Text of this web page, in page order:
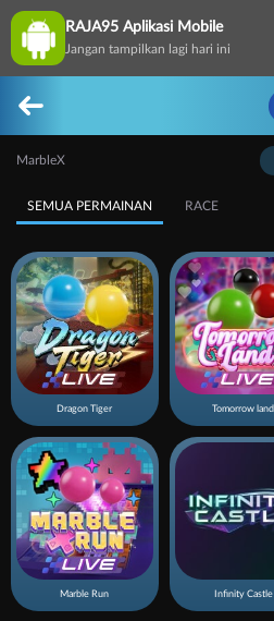
RAJA95 Aplikasi Mobile
Jangan tampilkan lagi hari ini
MarbleX
SEMUA PERMAINAN RACE
Dragon Tiger Tomorrow land
Marble Run Infinity Castle